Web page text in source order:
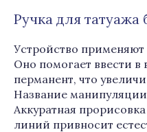
Ручка для татуажа
Устройство применяют
Оно помогает ввести
перманент, что
Название
Аккуратная
линий привносит